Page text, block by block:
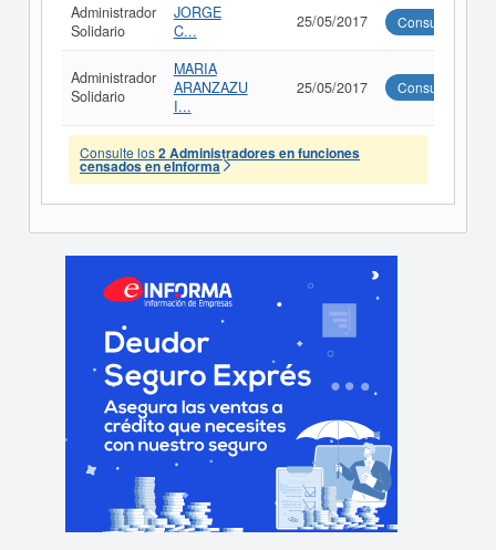
Administrador
Solidario
JORGE
C...
25/05/2017 Consultar
Administrador
Solidario
MARIA
ARANZAZU
I...
25/05/2017 Consultar
Consulte los2 Administradores en funciones
censados en eInforma